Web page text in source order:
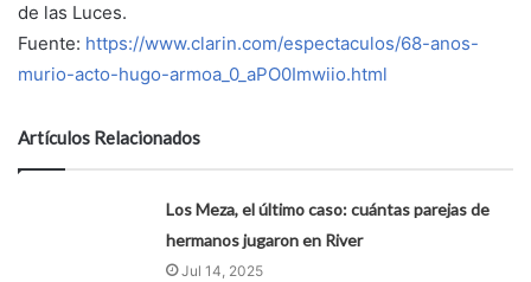
de las Luces.
Fuente: https://www.clarin.com/espectaculos/68-anos-
murio-acto-hugo-armoa_0_aPO0Imwiio.html
Artículos Relacionados
Los Meza, el último caso: cuántas parejas de
hermanos jugaron en River
Jul 14, 2025